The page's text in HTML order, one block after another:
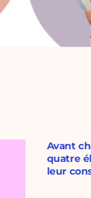
Avant
quatre
leur